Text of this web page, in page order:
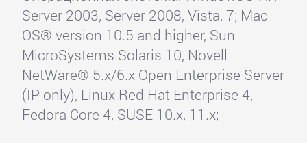
Server 2003, Server 2008, Vista, 7; Mac
OS® version 10.5 and higher, Sun
MicroSystems Solaris 10, Novell
NetWare® 5.x/6.x Open Enterprise Server
(IP only), Linux Red Hat Enterprise 4,
Fedora Core 4, SUSE 10.x, 11.x;